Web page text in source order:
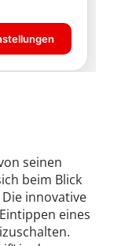
seinen
beim Blick
innovative
eines